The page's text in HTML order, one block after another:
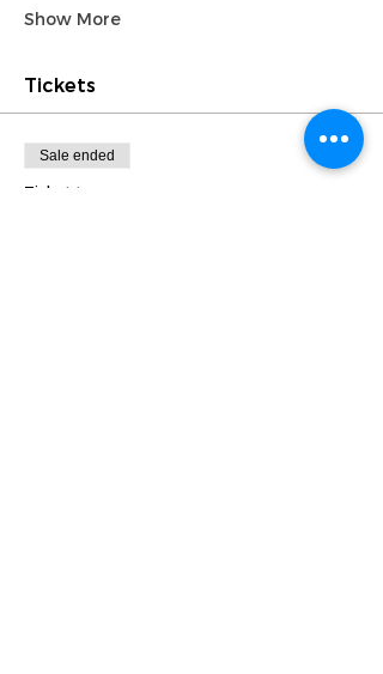
Show More
Tickets
Sale ended
Ticket type